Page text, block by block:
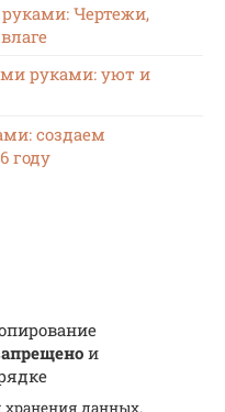
Чертежи,
руками: уют и
создаем
году
и
хранения данных.